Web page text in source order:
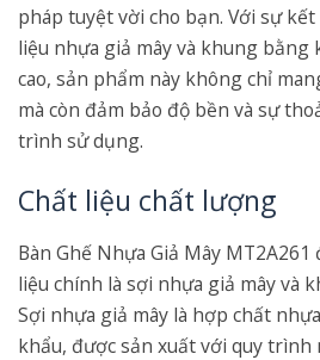
pháp tuyệt vời cho bạn. Với sự
liệu nhựa giả mây và khung
cao, sản phẩm này không chỉ
mà còn đảm bảo độ bền và sự
trình sử dụng.
Chất liệu chất lượng
Bàn Ghế Nhựa Giả Mây
liệu chính là sợi nhựa giả mây và
Sợi nhựa giả mây là hợp chất
khẩu, được sản xuất với quy